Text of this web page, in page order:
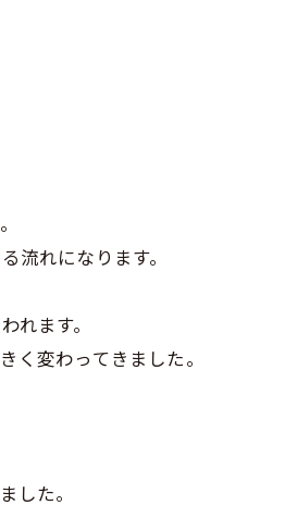
流れになります。
れます。
く変わってきました。
した。